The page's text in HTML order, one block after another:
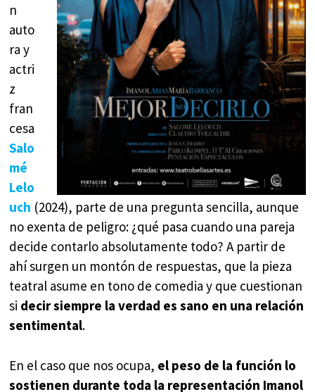
n
auto
ra y
actri
z
fran
cesa
Salo
mé
Lelo
uch (2024), parte de una pregunta sencilla, aunque
no exenta de peligro: ¿qué pasa cuando una pareja
decide contarlo absolutamente todo? A partir de
ahí surgen un montón de respuestas, que la pieza
teatral asume en tono de comedia y que cuestionan
si decir siempre la verdad es sano en una relación
sentimental.
En el caso que nos ocupa, el peso de la función lo
sostienen durante toda la representación Imanol